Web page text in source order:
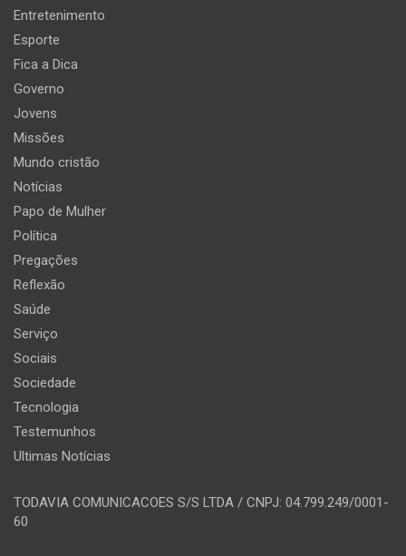
Entretenimento
Esporte
Fica a Dica
Governo
Jovens
Missões
Mundo cristão
Notícias
Papo de Mulher
Política
Pregações
Reflexão
Saúde
Serviço
Sociais
Sociedade
Tecnologia
Testemunhos
Ultimas Notícias
TODAVIA COMUNICACOES S/S LTDA / CNPJ: 04.799.249/0001-
60